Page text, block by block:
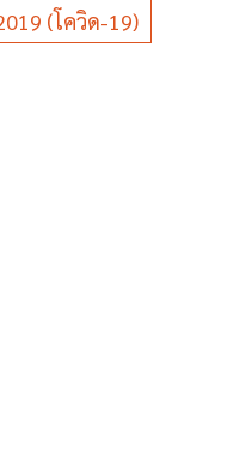
(โควิด-19)